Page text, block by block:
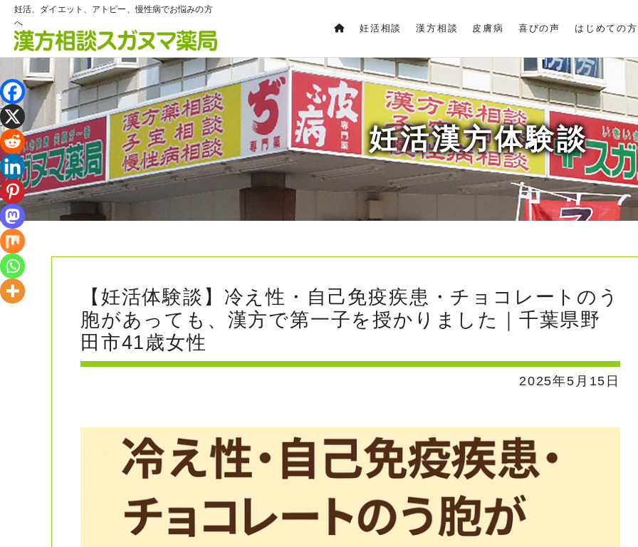
妊活、ダイエット、アトピー、慢性病でお悩みの方
へ
妊活相談 漢方相談 皮膚病 喜びの声 はじめての
妊活漢方体験談
【妊活体験談】冷え性・自己免疫疾患・チョコレートのう
胞があっても、漢方で第一子を授かりました｜千葉県野
田市41歳女性
2025年5月15日